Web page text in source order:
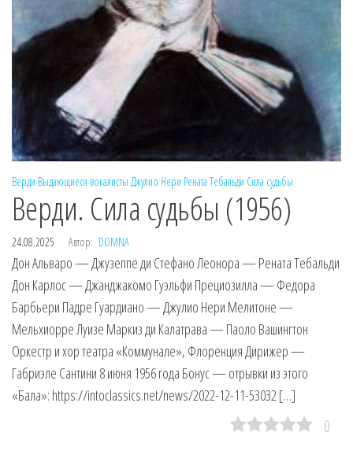
Верди Выдающиеся вокалисты Джулио Нери Рената Тебальди Сила судьбы
Верди. Сила судьбы (1956)
24.08.2025 Автор: DOMNA
Дон Альваро — Джузеппе ди Стефано Леонора — Рената Тебальди
Дон Карлос — Джанджакомо Гуэльфи Прециозилла — Федора
Барбьери Падре Гуардиано — Джулио Нери Мелитоне —
Мельхиорре Луизе Маркиз ди Калатрава — Паоло Вашингтон
Оркестр и хор театра «Коммунале», Флоренция Дирижер —
Габриэле Сантини 8 июня 1956 года Бонус — отрывки из этого
«Бала»: https://intoclassics.net/news/2022-12-11-53032 […]
0